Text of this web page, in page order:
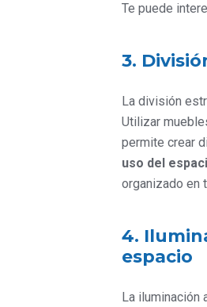
Te puede
3.
La división
Utilizar
permite crear
uso del
organizado en
4.
espacio
La iluminación